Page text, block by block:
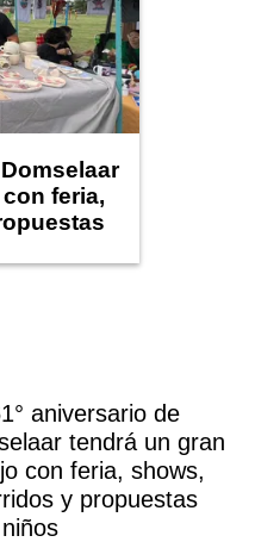
feria,
aniversario de
tendrá un gran
con feria, shows,
y propuestas